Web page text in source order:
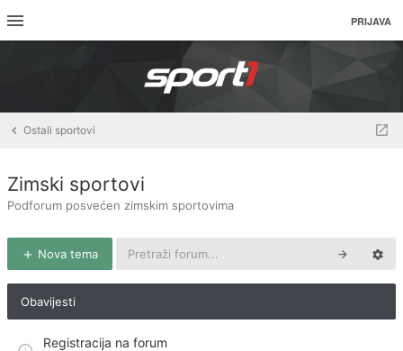
PRIJAVA
Ostali sportovi
Zimski sportovi
Podforum posvećen zimskim sportovima
Nova tema
Obavijesti
Registracija na forum